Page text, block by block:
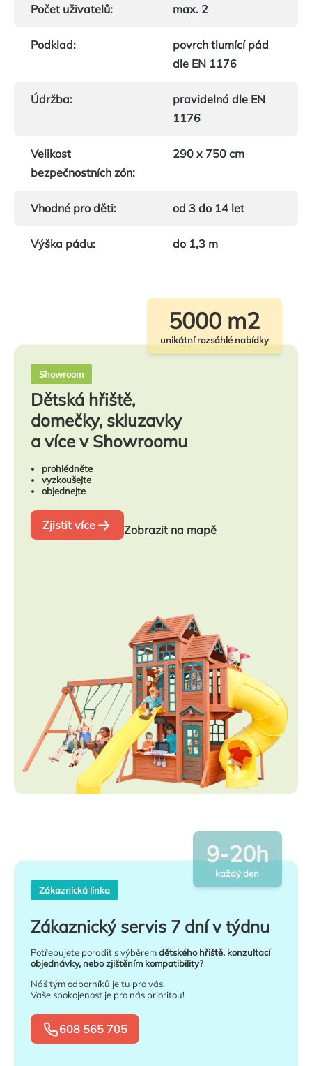
Počet uživatelů: max. 2
Podklad:
povrch tlumící pád
dle EN 1176
Údržba:
pravidelná dle EN
1176
Velikost
bezpečnostních zón:
290 x 750 cm
Vhodné pro děti: od 3 do 14 let
Výška pádu: do 1,3 m
Showroom
Dětská hřiště,
domečky, skluzavky
a více v Showroomu
prohlédněte
vyzkoušejte
objednejte
Zjistit více Zobrazit na mapě
5000 m2
unikátní rozsáhlé nabídky
Zákaznická linka
Zákaznický servis 7 dní v týdnu
Potřebujete poradit s výběremdětského hřiště, konzultací
objednávky, nebo zjištěním kompatibility?
Náš tým odborníků je tu pro vás.
Vaše spokojenost je pro nás prioritou!
608 565 705
9-20h
každý den